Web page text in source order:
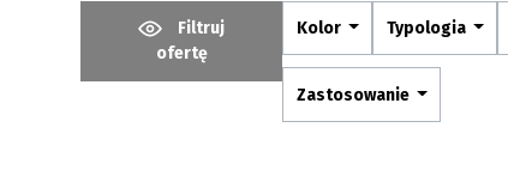
Filtruj
ofertę
Kolor Typologia
Zastosowanie